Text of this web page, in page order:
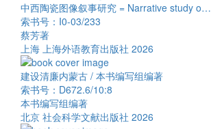
中西陶瓷图像叙事研究 = Narrative study o…
索书号：I0-03/233
蔡芳著
上海 上海外语教育出版社 2026
建设清廉内蒙古 / 本书编写组编著
索书号：D672.6/10:8
本书编写组编著
北京 社会科学文献出版社 2026